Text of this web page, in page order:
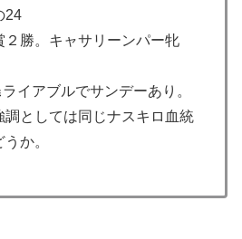
24
２勝。キャサリーンパー牝
イアブルでサンデーあり。
調としては同じナスキロ血統
か。